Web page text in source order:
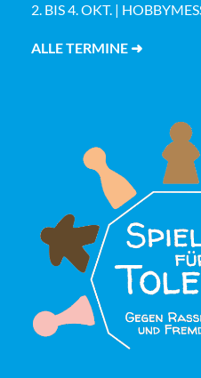
2. BIS 4. OKT. |
ALLE TERMINE ➜